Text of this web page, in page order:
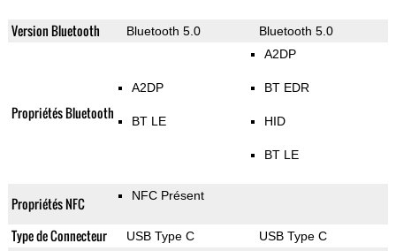
Version Bluetooth Bluetooth 5.0 Bluetooth 5.0
Propriétés Bluetooth
A2DP
BT LE
A2DP
BT EDR
HID
BT LE
Propriétés NFC NFC Présent
Type de Connecteur USB Type C USB Type C